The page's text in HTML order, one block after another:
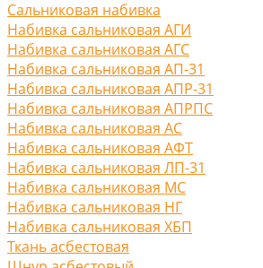
Сальниковая набивка
Набивка сальниковая АГИ
Набивка сальниковая АГС
Набивка сальниковая АП-31
Набивка сальниковая АПР-31
Набивка сальниковая АПРПС
Набивка сальниковая АС
Набивка сальниковая АФТ
Набивка сальниковая ЛП-31
Набивка сальниковая МС
Набивка сальниковая НГ
Набивка сальниковая ХБП
Ткань асбестовая